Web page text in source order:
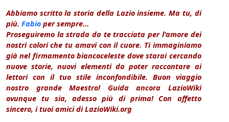
Abbiamo scritto la storia della Lazio insieme. Ma tu, di
più. Fabio per sempre...
Proseguiremo la strada da te tracciata per l'amore dei
nostri colori che tu amavi con il cuore. Ti immaginiamo
già nel firmamento biancoceleste dove starai cercando
nuove storie, nuovi elementi da poter raccontare ai
lettori con il tuo stile inconfondibile. Buon viaggio
nostro grande Maestro! Guida ancora LazioWiki
ovunque tu sia, adesso più di prima! Con affetto
sincero, i tuoi amici di LazioWiki.org